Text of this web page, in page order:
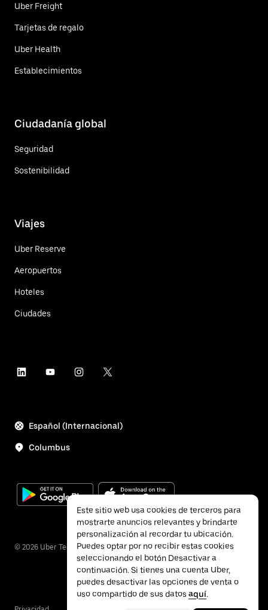
Uber Freight
Tarjetas de regalo
Uber Health
Establecimientos
Ciudadanía global
Seguridad
Sostenibilidad
Viajes
Uber Reserve
Aeropuertos
Hoteles
Ciudades
Español (Internacional)
Columbus
© 2026 Uber Technologies, Inc.
Este sitio web usa cookies de terceros para
mostrarte anuncios relevantes y brindarte
personalización al recordar tu ubicación.
Puedes optar por no recibir estas cookies
seleccionando el botón Desactivar a
continuación. Si tienes una cuenta Uber,
puedes desactivar las opciones de venta o
uso compartido de sus datos aquí.